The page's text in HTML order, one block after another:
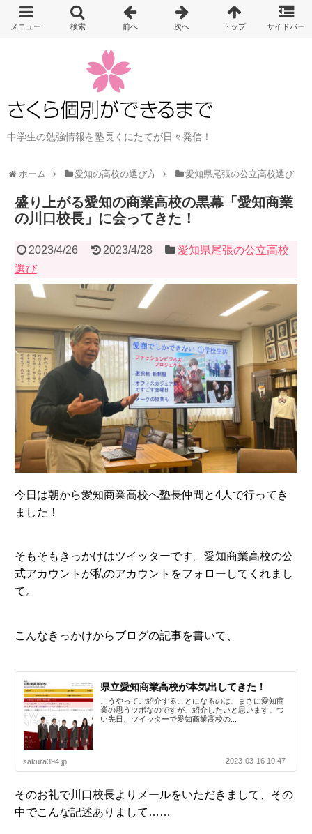
中学生の勉強情報を塾長くにたてが日々発信！
ホーム 愛知の高校の選び方 愛知県尾張の公立高校選び
盛り上がる愛知の商業高校の黒幕「愛知商業
の川口校長」に会ってきた！
2023/4/26 2023/4/28
愛知県尾張の公立高校
選び
今日は朝から愛知商業高校へ塾長仲間と4人で行ってき
ました！
そもそもきっかけはツイッターです。愛知商業高校の公
式アカウントが私のアカウントをフォローしてくれまし
て。
こんなきっかけからブログの記事を書いて、
県立愛知商業高校が本気出してきた！
こうやってご紹介することになるのは、まさに愛知商
業の思うツボなのですが、紹介したいと思います。つ
い先日、ツイッターで愛知商業高校の...
sakura394.jp 2023-03-16 10:47
そのお礼で川口校長よりメールをいただきまして、その
中でこんな記述ありまして……